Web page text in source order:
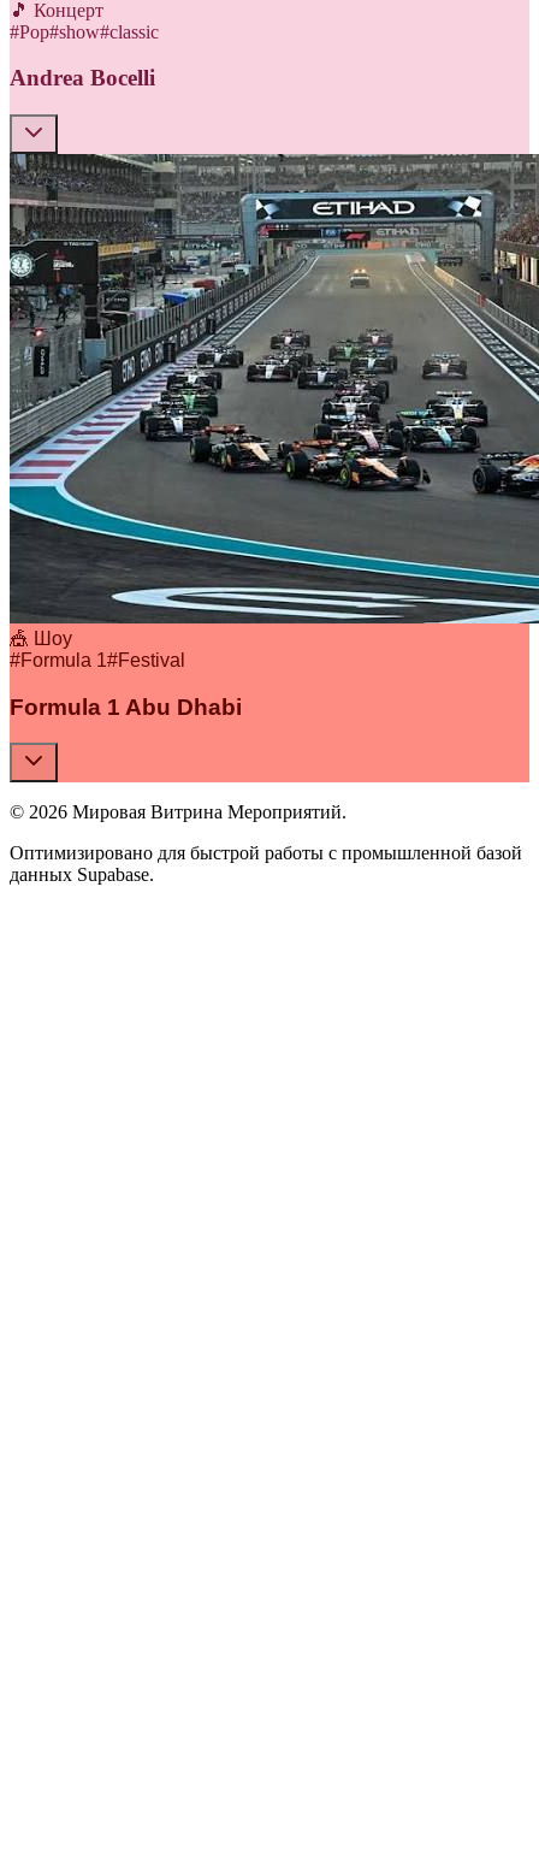
🎵 Концерт
#Pop#show#classic
Andrea Bocelli
🎪 Шоу
#Formula 1#Festival
Formula 1 Abu Dhabi
© 2026 Мировая Витрина Мероприятий.
Оптимизировано для быстрой работы с промышленной базой
данных Supabase.